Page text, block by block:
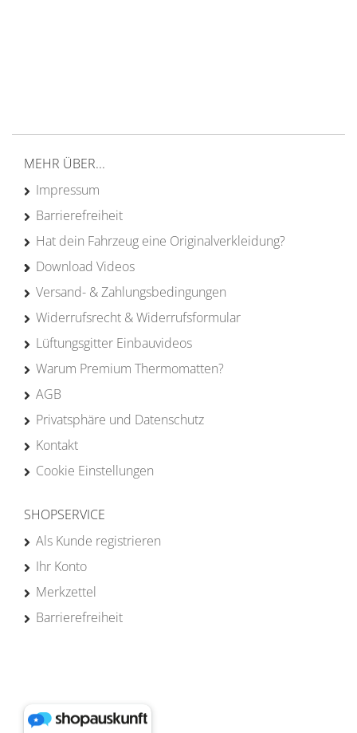
MEHR ÜBER...
Impressum
Barrierefreiheit
Hat dein Fahrzeug eine Originalverkleidung?
Download Videos
Versand- & Zahlungsbedingungen
Widerrufsrecht & Widerrufsformular
Lüftungsgitter Einbauvideos
Warum Premium Thermomatten?
AGB
Privatsphäre und Datenschutz
Kontakt
Cookie Einstellungen
SHOPSERVICE
Als Kunde registrieren
Ihr Konto
Merkzettel
Barrierefreiheit